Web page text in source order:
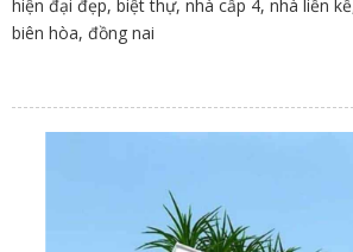
hiện đại đẹp, biệt thự, nhà cấp 4, nhà liền
biên hòa, đồng nai